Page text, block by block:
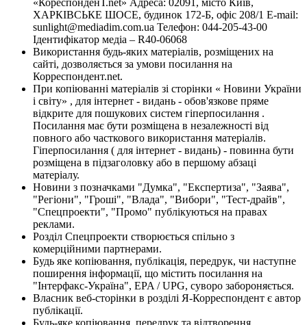
ХАРКІВСЬКЕ ШОСЕ, будинок 172-Б, офіс 208/1 E-mail:
sunlight@mediadim.com.ua Телефон: 044-205-43-00
Ідентифікатор медіа – R40-06068
Використання будь-яких матеріалів, розміщених на
сайті, дозволяється за умови посилання на
Корреспондент.net.
При копіюванні матеріалів зі сторінки « Новини України
і світу» , для інтернет - видань - обов'язкове пряме
відкрите для пошукових систем гіперпосилання .
Посилання має бути розміщена в незалежності від
повного або часткового використання матеріалів.
Гіперпосилання ( для інтернет - видань) - повинна бути
розміщена в підзаголовку або в першому абзаці
матеріалу.
Новини з позначками "Думка", "Експертиза", "Заява",
"Регіони", "Гроші", "Влада", "Вибори", "Тест-драйв",
"Спецпроекти", "Промо" публікуються на правах
реклами.
Розділ Спецпроекти створюється спільно з
комерційними партнерами.
Будь яке копіювання, публікація, передрук, чи наступне
поширення інформації, що містить посилання на
"Інтерфакс-Україна", EPA / UPG, суворо забороняється.
Власник веб-сторінки в розділі Я-Корреспондент є автор
публікації.
Будь-яке копіювання, передрук та відтворення